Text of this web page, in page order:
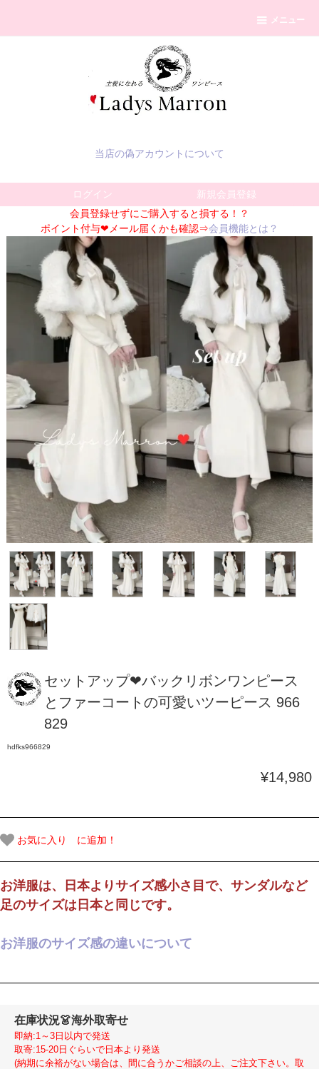
メニュー
当店の偽アカウントについて
ログイン
新規会員登録
会員登録せずにご購入すると損する！？
ポイント付与❤メール届くかも確認⇒会員機能とは？
セットアップ❤バックリボンワンピース
とファーコートの可愛いツーピース 966
829
hdfks966829
¥14,980
お気に入り に追加！
お洋服は、日本よりサイズ感小さ目で、サンダルなど
足のサイズは日本と同じです。
お洋服のサイズ感の違いについて
在庫状況👗海外取寄せ
即納:1～3日以内で発送
取寄:15-20日ぐらいで日本より発送
(納期に余裕がない場合は、間に合うかご相談の上、ご注文下さい。取